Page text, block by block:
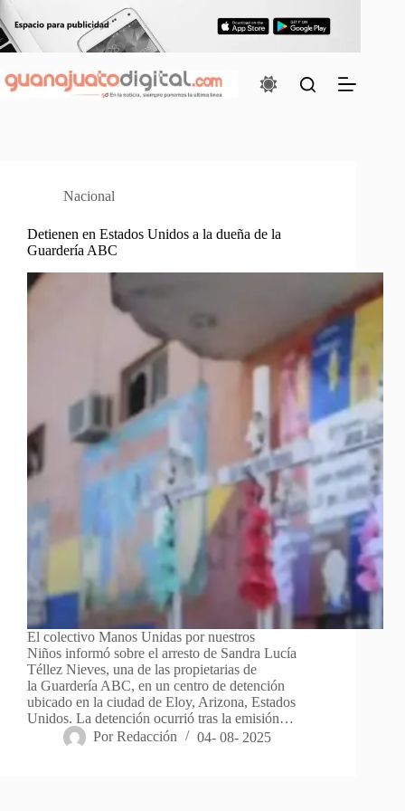
al
contenido
Nacional
Detienen en Estados Unidos a la dueña de la
Guardería ABC
El colectivo Manos Unidas por nuestros
Niños informó sobre el arresto de Sandra Lucía
Téllez Nieves, una de las propietarias de
la Guardería ABC, en un centro de detención
ubicado en la ciudad de Eloy, Arizona, Estados
Unidos. La detención ocurrió tras la emisión…
Por Redacción 04- 08- 2025